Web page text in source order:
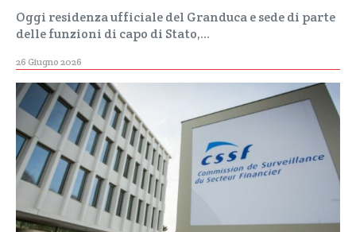
Oggi residenza ufficiale del Granduca e sede di parte
delle funzioni di capo di Stato,…
26 Giugno 2026